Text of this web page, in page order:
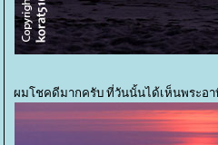
ผมโชคดีมากครับ ที่วันนั้นได้เห็นพระอ